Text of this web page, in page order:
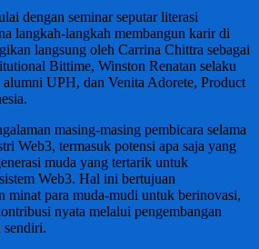
dengan seminar seputar literasi
langkah-langkah membangun karir di
langsung oleh Carrina Chittra sebagai
Bittime, Winston Renatan selaku
UPH, dan Venita Adorete, Product
masing-masing pembicara selama
Web3, termasuk potensi apa saja yang
muda yang tertarik untuk
Web3. Hal ini bertujuan
minat para muda-mudi untuk berinovasi,
nyata melalui pengembangan